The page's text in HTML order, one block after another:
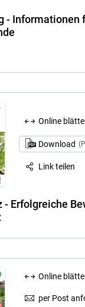
- Informationen
Online
Download
Link teilen
- Erfolgreiche
Online
per Post